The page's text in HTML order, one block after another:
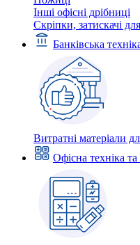
Інші офісні дрібниці
Скріпки, затискачі
Банківська
Витратні матеріали
Офісна техніка та